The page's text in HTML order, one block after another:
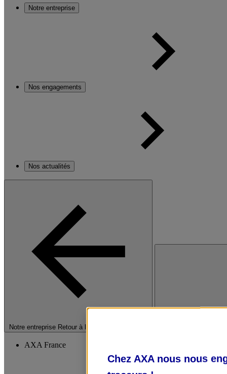
Notre entreprise
Nos engagements
Nos actualités
Notre entreprise Retour à la section précédente
AXA France
Chez AXA nous nous